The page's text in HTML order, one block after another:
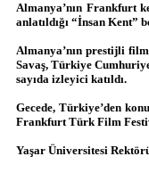
Almanya’nın Frankfurt
anlatıldığı “İnsan Kent”
Almanya’nın prestijli
Savaş, Türkiye
sayıda izleyici katıldı.
Gecede, Türkiye’den
Frankfurt Türk Film
Yaşar Üniversitesi